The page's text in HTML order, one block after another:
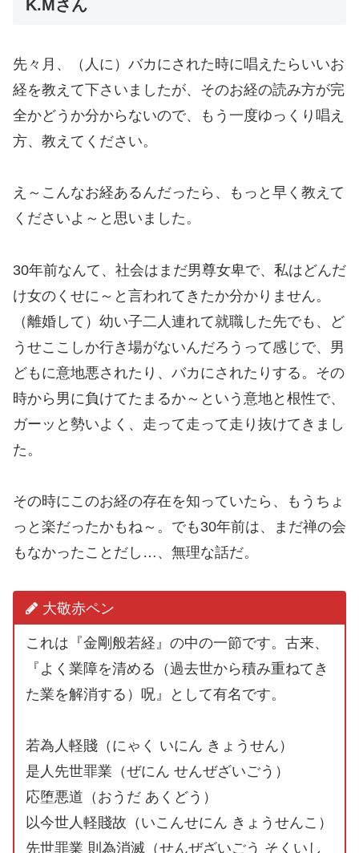
K.Mさん
先々月、（人に）バカにされた時に唱えたらいいお
経を教えて下さいましたが、そのお経の読み方が完
全かどうか分からないので、もう一度ゆっくり唱え
方、教えてください。
え～こんなお経あるんだったら、もっと早く教えて
くださいよ～と思いました。
30年前なんて、社会はまだ男尊女卑で、私はどんだ
け女のくせに～と言われてきたか分かりません。
（離婚して）幼い子二人連れて就職した先でも、ど
うせここしか行き場がないんだろうって感じで、男
どもに意地悪されたり、バカにされたりする。その
時から男に負けてたまるか～という意地と根性で、
ガーッと勢いよく、走って走って走り抜けてきまし
た。
その時にこのお経の存在を知っていたら、もうちょ
っと楽だったかもね～。でも30年前は、まだ禅の会
もなかったことだし…、無理な話だ。
大敬赤ペン
これは『金剛般若経』の中の一節です。古来、
『よく業障を清める（過去世から積み重ねてき
た業を解消する）呪』として有名です。
若為人軽賤（にゃく いにん きょうせん）
是人先世罪業（ぜにん せんぜざいごう）
応堕悪道（おうだ あくどう）
以今世人軽賤故（いこんせにん きょうせんこ）
先世罪業 則為消滅（せんぜざいごう そくいし